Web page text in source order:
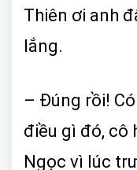
Thiên ơi anh
lắng.
– Đúng rồi!
điều gì đó, cô
Ngọc vì lúc